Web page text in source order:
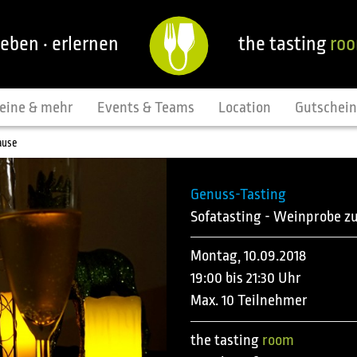
· erlernen the tasting
& mehr Events & Teams Location
Genuss-Tasting
Sofatasting - Weinprobe
Montag, 10.09.2018
19:00 bis 21:30 Uhr
Max. 10 Teilnehmer
the tasting room